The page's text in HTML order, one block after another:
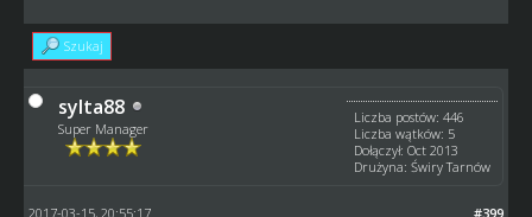
Szukaj
sylta88
Super Manager
Liczba postów: 446
Liczba wątków: 5
Dołączył: Oct 2013
Drużyna: Świry Tarnów
#399
2017-03-15, 20:55:17